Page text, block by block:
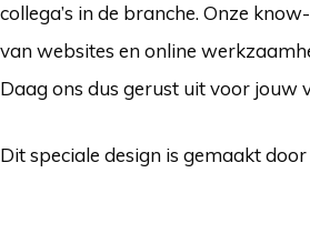
collega’s in de branche. Onze
van websites en online
Daag ons dus gerust uit voor jouw
Dit speciale design is gemaakt